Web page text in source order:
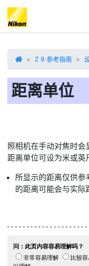
Z 9 参考指南
距离单位
照相机在手动对焦时会
距离单位可设为米或英
所显示的距离仅供参
的距离可能会与实际